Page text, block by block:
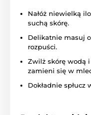
Nałóż niewielką
suchą skórę.
Delikatnie masuj
rozpuści.
Zwilż skórę wodą
zamieni się w
Dokładnie spłucz